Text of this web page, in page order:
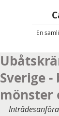
En
Sverige
mönster